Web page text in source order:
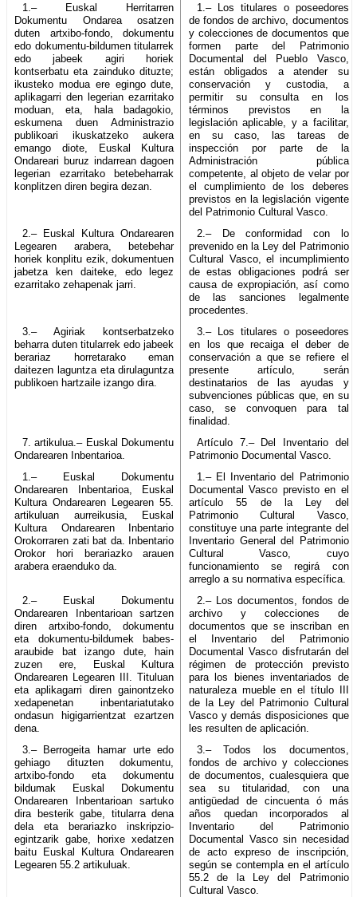
1.– Euskal Herritarren
Dokumentu Ondarea osatzen
duten artxibo-fondo, dokumentu
edo dokumentu-bildumen titularrek
edo jabeek agiri horiek
kontserbatu eta zainduko dituzte;
ikusteko modua ere egingo dute,
aplikagarri den legerian ezarritako
moduan, eta, hala badagokio,
eskumena duen Administrazio
publikoari ikuskatzeko aukera
emango diote, Euskal Kultura
Ondareari buruz indarrean dagoen
legerian ezarritako betebeharrak
konplitzen diren begira dezan.
1.– Los titulares o poseedores
de fondos de archivo, documentos
y colecciones de documentos que
formen parte del Patrimonio
Documental del Pueblo Vasco,
están obligados a atender su
conservación y custodia, a
permitir su consulta en los
términos previstos en la
legislación aplicable, y a facilitar,
en su caso, las tareas de
inspección por parte de la
Administración pública
competente, al objeto de velar por
el cumplimiento de los deberes
previstos en la legislación vigente
del Patrimonio Cultural Vasco.
2.– Euskal Kultura Ondarearen
Legearen arabera, betebehar
horiek konplitu ezik, dokumentuen
jabetza ken daiteke, edo legez
ezarritako zehapenak jarri.
2.– De conformidad con lo
prevenido en la Ley del Patrimonio
Cultural Vasco, el incumplimiento
de estas obligaciones podrá ser
causa de expropiación, así como
de las sanciones legalmente
procedentes.
3.– Agiriak kontserbatzeko
beharra duten titularrek edo jabeek
berariaz horretarako eman
daitezen laguntza eta dirulaguntza
publikoen hartzaile izango dira.
3.– Los titulares o poseedores
en los que recaiga el deber de
conservación a que se refiere el
presente artículo, serán
destinatarios de las ayudas y
subvenciones públicas que, en su
caso, se convoquen para tal
finalidad.
7. artikulua.– Euskal Dokumentu
Ondarearen Inbentarioa.
Artículo 7.– Del Inventario del
Patrimonio Documental Vasco.
1.– Euskal Dokumentu
Ondarearen Inbentarioa, Euskal
Kultura Ondarearen Legearen 55.
artikuluan aurreikusia, Euskal
Kultura Ondarearen Inbentario
Orokorraren zati bat da. Inbentario
Orokor hori berariazko arauen
arabera eraenduko da.
1.– El Inventario del Patrimonio
Documental Vasco previsto en el
artículo 55 de la Ley del
Patrimonio Cultural Vasco,
constituye una parte integrante del
Inventario General del Patrimonio
Cultural Vasco, cuyo
funcionamiento se regirá con
arreglo a su normativa específica.
2.– Euskal Dokumentu
Ondarearen Inbentarioan sartzen
diren artxibo-fondo, dokumentu
eta dokumentu-bildumek babes-
araubide bat izango dute, hain
zuzen ere, Euskal Kultura
Ondarearen Legearen III. Tituluan
eta aplikagarri diren gainontzeko
xedapenetan inbentariatutako
ondasun higigarrientzat ezartzen
dena.
2.– Los documentos, fondos de
archivo y colecciones de
documentos que se inscriban en
el Inventario del Patrimonio
Documental Vasco disfrutarán del
régimen de protección previsto
para los bienes inventariados de
naturaleza mueble en el título III
de la Ley del Patrimonio Cultural
Vasco y demás disposiciones que
les resulten de aplicación.
3.– Berrogeita hamar urte edo
gehiago dituzten dokumentu,
artxibo-fondo eta dokumentu
bildumak Euskal Dokumentu
Ondarearen Inbentarioan sartuko
dira besterik gabe, titularra dena
dela eta berariazko inskripzio-
egintzarik gabe, horixe xedatzen
baitu Euskal Kultura Ondarearen
Legearen 55.2 artikuluak.
3.– Todos los documentos,
fondos de archivo y colecciones
de documentos, cualesquiera que
sea su titularidad, con una
antigüedad de cincuenta ó más
años quedan incorporados al
Inventario del Patrimonio
Documental Vasco sin necesidad
de acto expreso de inscripción,
según se contempla en el artículo
55.2 de la Ley del Patrimonio
Cultural Vasco.